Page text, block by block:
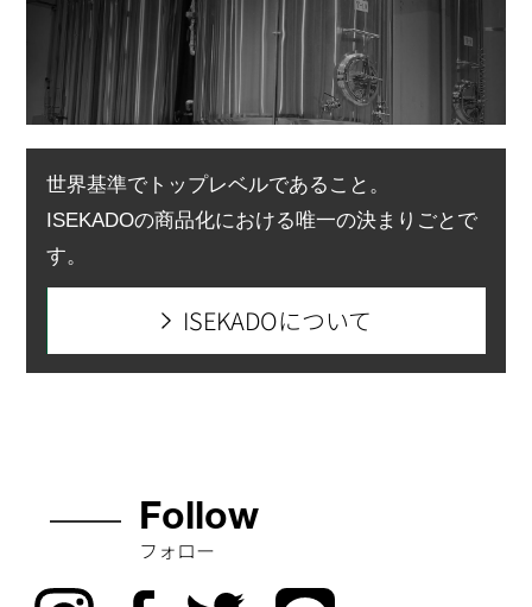
世界基準でトップレベルであること。
ISEKADOの商品化における唯一の決まりごとで
す。
ISEKADOについて
Follow
フォロー